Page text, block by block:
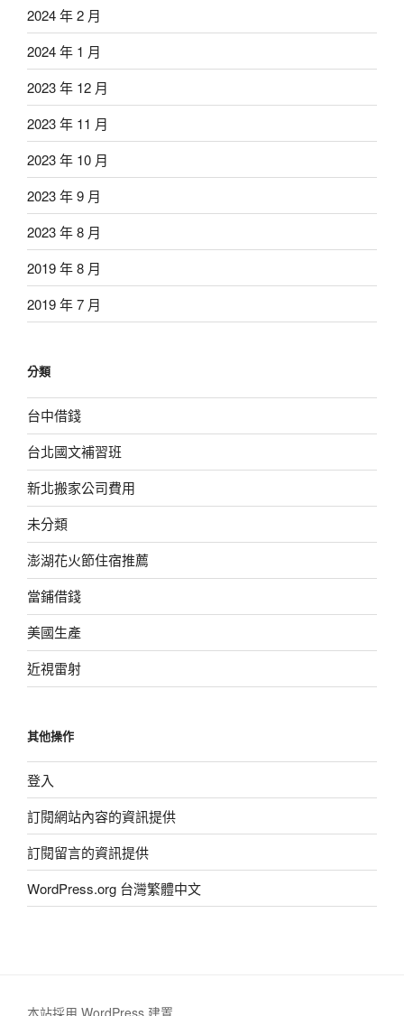
2024 年 2 月
2024 年 1 月
2023 年 12 月
2023 年 11 月
2023 年 10 月
2023 年 9 月
2023 年 8 月
2019 年 8 月
2019 年 7 月
分類
台中借錢
台北國文補習班
新北搬家公司費用
未分類
澎湖花火節住宿推薦
當鋪借錢
美國生產
近視雷射
其他操作
登入
訂閱網站內容的資訊提供
訂閱留言的資訊提供
WordPress.org 台灣繁體中文